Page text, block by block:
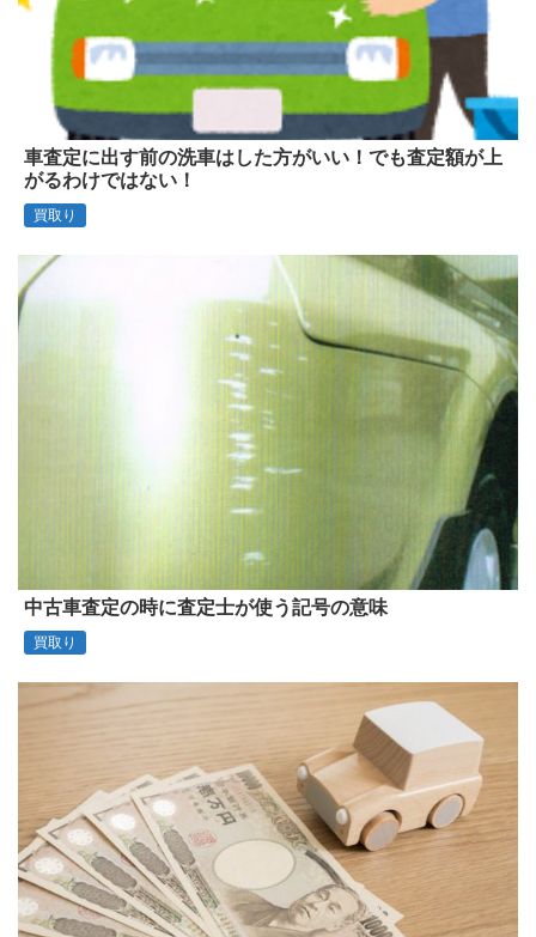
車査定に出す前の洗車はした方がいい！でも査定額が上
がるわけではない！
買取り
中古車査定の時に査定士が使う記号の意味
買取り